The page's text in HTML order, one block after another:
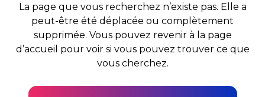
La page que vous recherchez n’existe pas. Elle a
peut-être été déplacée ou complètement
supprimée. Vous pouvez revenir à la page
d’accueil pour voir si vous pouvez trouver ce que
vous cherchez.